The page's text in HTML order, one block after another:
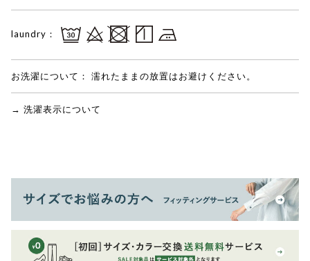
laundry：
お洗濯について： 濡れたままの放置はお避けください。
→ 洗濯表示について